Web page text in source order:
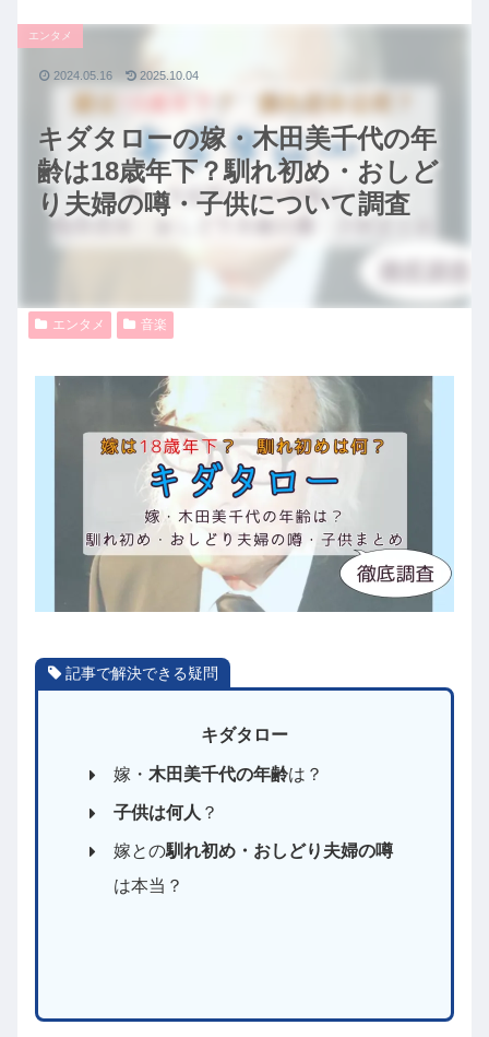
キダタローの嫁・木田美千代の年
齢は18歳年下？馴れ初め・おしど
り夫婦の噂・子供について調査
エンタメ
2024.05.16 2025.10.04
エンタメ 音楽
記事で解決できる疑問
キダタロー
嫁・ 木田美千代の年齢は？
子供は何人 ？
嫁との馴れ初め・おしどり夫婦の噂
は本当？